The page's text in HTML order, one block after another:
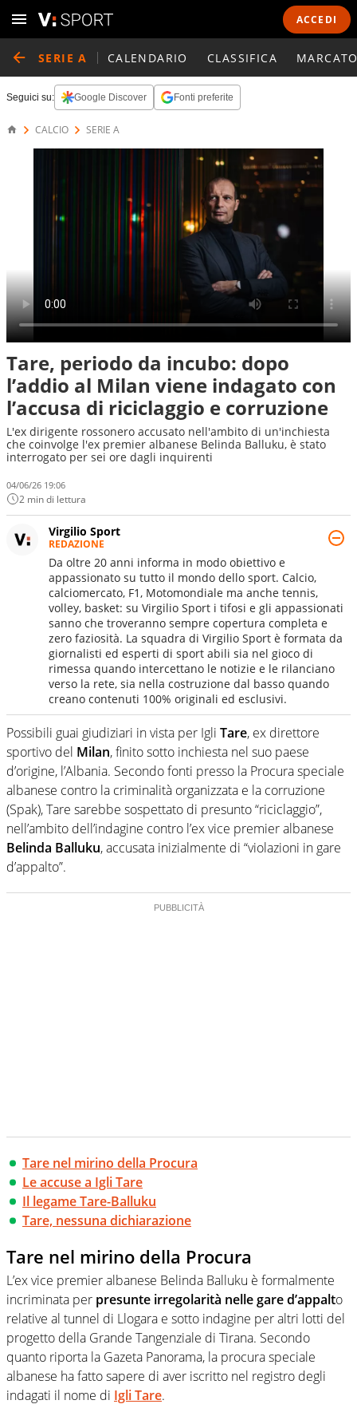
ACCEDI
SERIE A CALENDARIO CLASSIFICA
Seguici su: Google Discover Fonti preferite
CALCIO SERIE A
Tare, periodo da incubo: dopo
l’addio al Milan viene indagato con
l’accusa di riciclaggio e corruzione
L'ex dirigente rossonero accusato nell'ambito di un'inchiesta
che coinvolge l'ex premier albanese Belinda Balluku, è stato
interrogato per sei ore dagli inquirenti
04/06/26 19:06
2 min di lettura
Virgilio Sport
REDAZIONE
Da oltre 20 anni informa in modo obiettivo e
appassionato su tutto il mondo dello sport. Calcio,
calciomercato, F1, Motomondiale ma anche tennis,
volley, basket: su Virgilio Sport i tifosi e gli appassionati
sanno che troveranno sempre copertura completa e
zero faziosità. La squadra di Virgilio Sport è formata da
giornalisti ed esperti di sport abili sia nel gioco di
rimessa quando intercettano le notizie e le rilanciano
verso la rete, sia nella costruzione dal basso quando
creano contenuti 100% originali ed esclusivi.
Possibili guai giudiziari in vista per Igli Tare, ex direttore
sportivo del Milan, finito sotto inchiesta nel suo paese
d’origine, l’Albania. Secondo fonti presso la Procura speciale
albanese contro la criminalità organizzata e la corruzione
(Spak), Tare sarebbe sospettato di presunto “riciclaggio”,
nell’ambito dell’indagine contro l’ex vice premier albanese
Belinda Balluku, accusata inizialmente di “violazioni in gare
d’appalto”.
Tare nel mirino della Procura
Le accuse a Igli Tare
Il legame Tare-Balluku
Tare, nessuna dichiarazione
Tare nel mirino della Procura
L’ex vice premier albanese Belinda Balluku è formalmente
incriminata per presunte irregolarità nelle gare d’appalto
relative al tunnel di Llogara e sotto indagine per altri lotti del
progetto della Grande Tangenziale di Tirana. Secondo
quanto riporta la Gazeta Panorama, la procura speciale
albanese ha fatto sapere di aver iscritto nel registro degli
indagati il nome di Igli Tare.